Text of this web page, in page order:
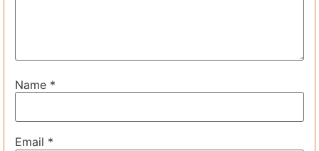
Name *
Email *